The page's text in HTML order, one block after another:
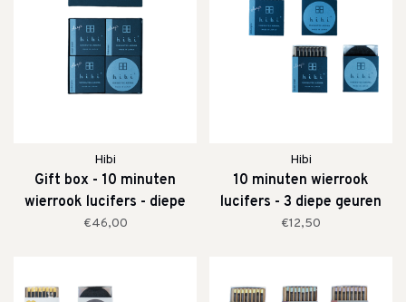
Hibi
Gift box - 10 minuten
wierrook lucifers - diepe
geuren
€46,00
Hibi
10 minuten wierrook
lucifers - 3 diepe geuren
€12,50